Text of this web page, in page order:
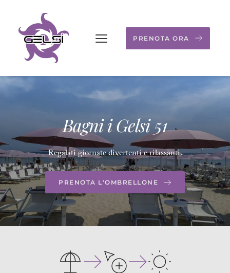
PRENOTA ORA
Bagni i Gelsi 51
Regalati giornate divertenti e rilassanti.
PRENOTA L'OMBRELLONE